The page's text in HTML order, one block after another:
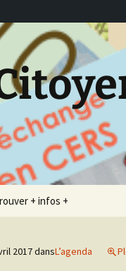
+ infos +
2017dansL’agenda